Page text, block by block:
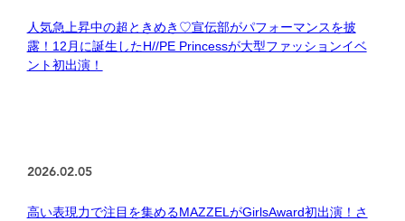
人気急上昇中の超ときめき♡宣伝部がパフォーマンスを披
露！12月に誕生したH//PE Princessが大型ファッションイベ
ント初出演！
2026.02.05
高い表現力で注目を集めるMAZZELがGirlsAward初出演！さ